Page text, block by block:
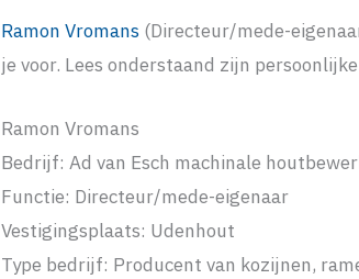
Ramon Vromans (Directeur/mede-
je voor. Lees onderstaand zijn
Ramon Vromans
Bedrijf: Ad van Esch machinale
Functie: Directeur/mede-eigenaar
Vestigingsplaats: Udenhout
Type bedrijf: Producent van kozijnen,